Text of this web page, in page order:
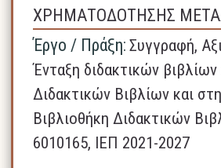
ΧΡΗΜΑΤΟΔΟΤΗΣΗΣ
Έργο / Πράξη: Συγγραφή,
Ένταξη διδακτικών
Διδακτικών Βιβλίων και
Βιβλιοθήκη Διδακτικών
6010165, ΙΕΠ 2021-2027